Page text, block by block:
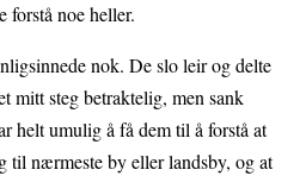
forstå noe heller.
nok. De slo leir og delte
mitt steg betraktelig, men sank
helt umulig å få dem til å forstå at
til nærmeste by eller landsby, og at